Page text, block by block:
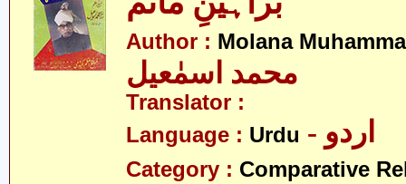
Author : Molana
محمد اسمٰعیل
Translator :
Language : Urdu - اردو
Category : Comparative